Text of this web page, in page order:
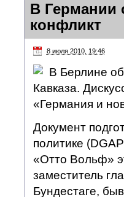
В Германии
конфликт
8 июля 2010, 19:46
В Берлине
Кавказа.
«Германия и
Документ
политике
«Отто Вольф»
заместитель
Бундестаге,